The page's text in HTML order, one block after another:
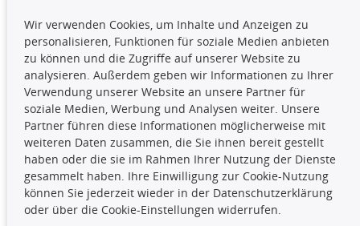
Die hier angezeigten Daten,
insbesondere die gesamte Datenbank,
dürfen nicht kopiert werden. Es ist zu
unterlassen, die Daten oder die gesamte Datenbank ohne
vorherige Zustimmung TecDocs zu vervielfältigen, zu
verbreiten und/oder diese Handlungen durch Dritte ausführen
zu lassen. Ein Zuwiderhandeln stellt eine
Urheberrechtsverletzung dar und wird verfolgt.
Kontakt
Wir verwenden Cookies, um Inhalte und Anzeigen zu
personalisieren, Funktionen für soziale Medien anbieten
zu können und die Zugriffe auf unserer Website zu
analysieren. Außerdem geben wir Informationen zu Ihrer
Verwendung unserer Website an unsere Partner für
soziale Medien, Werbung und Analysen weiter. Unsere
Partner führen diese Informationen möglicherweise mit
weiteren Daten zusammen, die Sie ihnen bereit gestellt
haben oder die sie im Rahmen Ihrer Nutzung der Dienste
gesammelt haben. Ihre Einwilligung zur Cookie-Nutzung
können Sie jederzeit wieder in der Datenschutzerklärung
oder über die Cookie-Einstellungen widerrufen.